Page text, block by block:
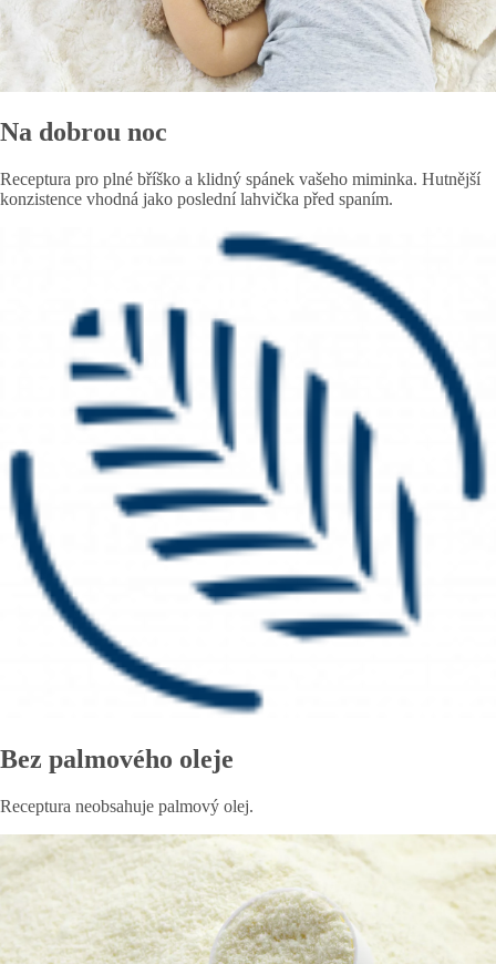
Na dobrou noc
Receptura pro plné bříško a klidný spánek vašeho miminka. Hutnější
konzistence vhodná jako poslední lahvička před spaním.
Bez palmového oleje
Receptura neobsahuje palmový olej.